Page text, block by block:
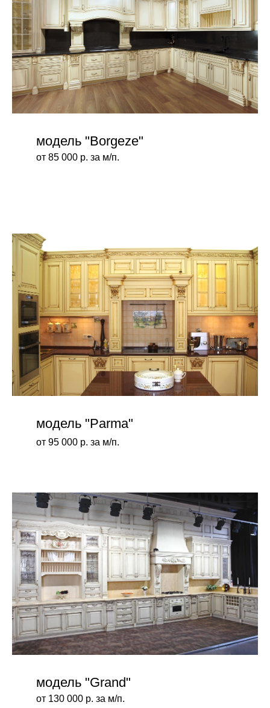
модель "Borgeze"
от 85 000 р. за м/п.
модель "Parma"
от 95 000 р. за м/п.
модель "Grand"
от 130 000 р. за м/п.